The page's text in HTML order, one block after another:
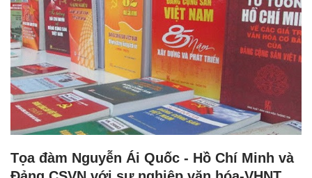
Tọa đàm Nguyễn Ái Quốc - Hồ Chí Minh và